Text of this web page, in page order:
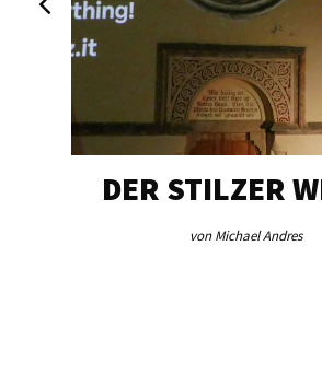
DER STILZER
von Michael Andres